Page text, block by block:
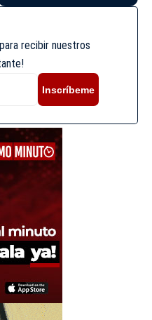
recibir nuestros
Inscríbeme